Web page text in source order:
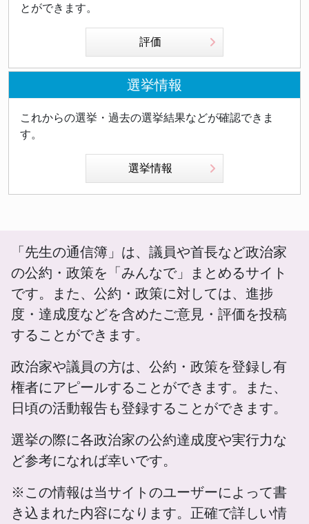
とができます。
評価
選挙情報
これからの選挙・過去の選挙結果などが確認できま
す。
選挙情報
「先生の通信簿」は、議員や首長など政治家
の公約・政策を「みんなで」まとめるサイト
です。また、公約・政策に対しては、進捗
度・達成度などを含めたご意見・評価を投稿
することができます。
政治家や議員の方は、公約・政策を登録し有
権者にアピールすることができます。また、
日頃の活動報告も登録することができます。
選挙の際に各政治家の公約達成度や実行力な
ど参考になれば幸いです。
※この情報は当サイトのユーザーによって書
き込まれた内容になります。正確で詳しい情